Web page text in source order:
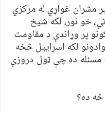
مشران غواړي له مرکزي
خو نور، لکه شیخ
پر وړاندې د مقاومت
لکه اسراییل څخه
مسئله ده چې ټول دروزي
څه ده؟